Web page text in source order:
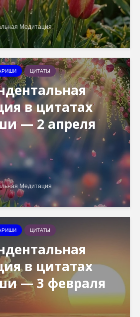
Медитация
ЦИТАТЫ
в цитатах
— 2 апреля
Медитация
ЦИТАТЫ
в цитатах
— 3 февраля